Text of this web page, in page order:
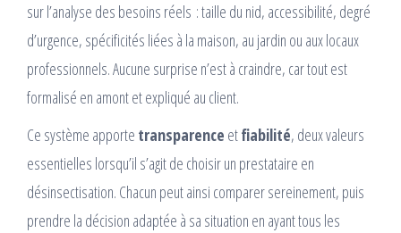
sur l’analyse des besoins réels : taille du nid, accessibilité, degré
d’urgence, spécificités liées à la maison, au jardin ou aux locaux
professionnels. Aucune surprise n’est à craindre, car tout est
formalisé en amont et expliqué au client.
Ce système apporte transparence etfiabilité, deux valeurs
essentielles lorsqu’il s’agit de choisir un prestataire en
désinsectisation. Chacun peut ainsi comparer sereinement, puis
prendre la décision adaptée à sa situation en ayant tous les